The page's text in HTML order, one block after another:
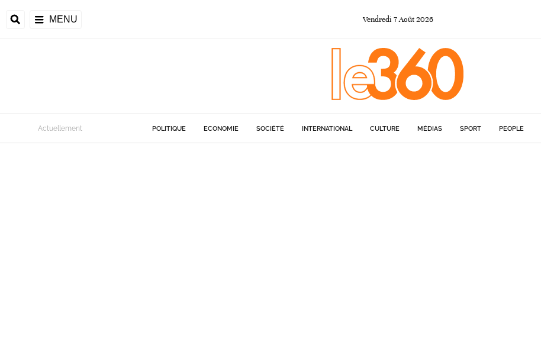
MENU Vendredi 7Août 2026
Actuellement POLITIQUE ECONOMIE SOCIÉTÉ INTERNATIONAL CULTURE MÉDIAS SPORT PEOPLE